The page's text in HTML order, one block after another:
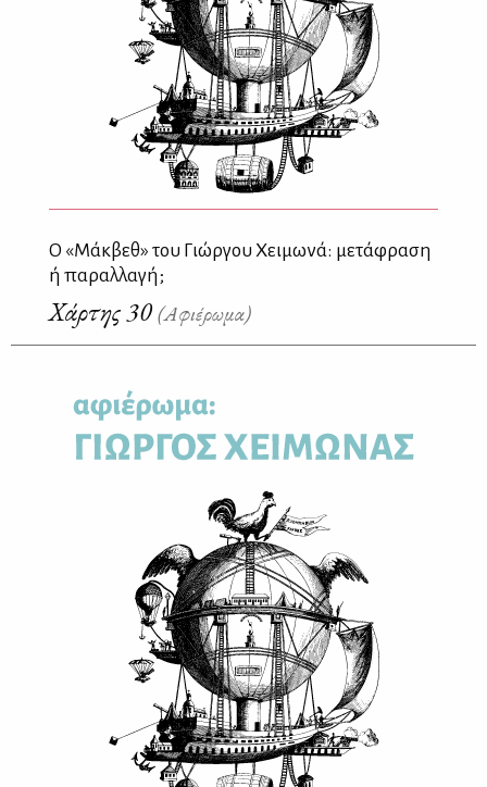
Ο «Μάκβεθ» του Γιώργου Χειμωνά: μετάφραση
ή παραλλαγή;
Χάρτης 30(Αφιέρωμα)